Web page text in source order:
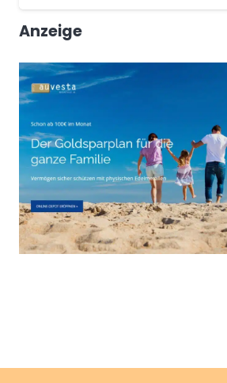
Anzeige